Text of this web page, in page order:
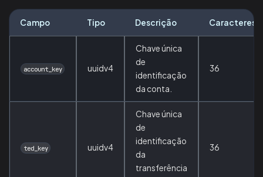
Campo Tipo Descrição Caracteres
account_key uuidv4
Chave única
de
identificação
da conta.
36
ted_key uuidv4
Chave única
de
identificação
da
transferência
36